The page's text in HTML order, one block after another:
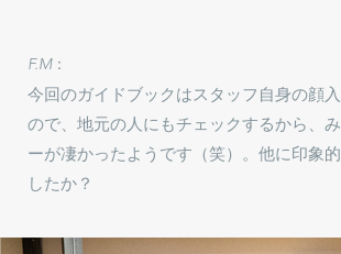
F.M：
今回のガイドブックはスタッフ自身の顔
ので、地元の人にもチェックするから、
ーが凄かったようです（笑）。他に印象
したか？